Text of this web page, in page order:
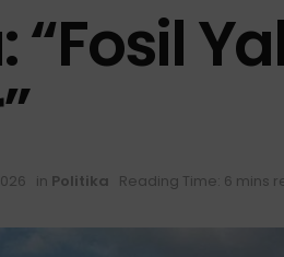
“Fosil
in Politika Reading Time: 6 mins